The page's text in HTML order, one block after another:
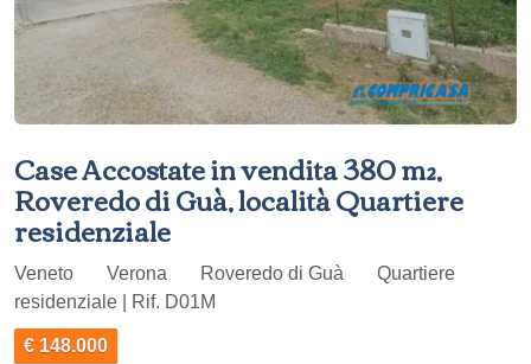
Case Accostate in vendita 380 m²,
Roveredo di Guà, località Quartiere
residenziale
Veneto Verona Roveredo di Guà
Quartiere
residenziale | Rif. D01M
€ 148.000